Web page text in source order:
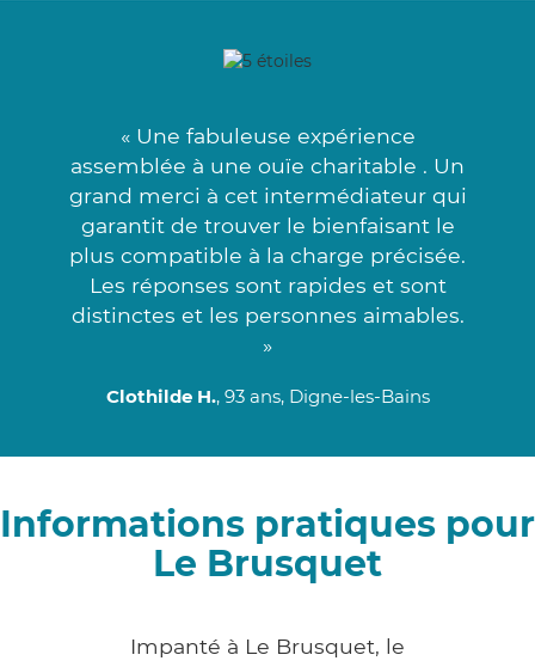
« Une fabuleuse expérience
assemblée à une ouïe charitable . Un
grand merci à cet intermédiateur qui
garantit de trouver le bienfaisant le
plus compatible à la charge précisée.
Les réponses sont rapides et sont
distinctes et les personnes aimables.
»
Clothilde H., 93 ans, Digne-les-Bains
Informations pratiques pour
Le Brusquet
Impanté à Le Brusquet, le